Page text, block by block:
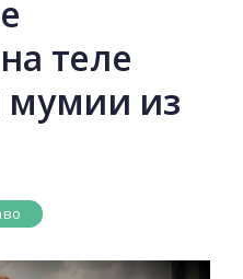
теле
мумии из